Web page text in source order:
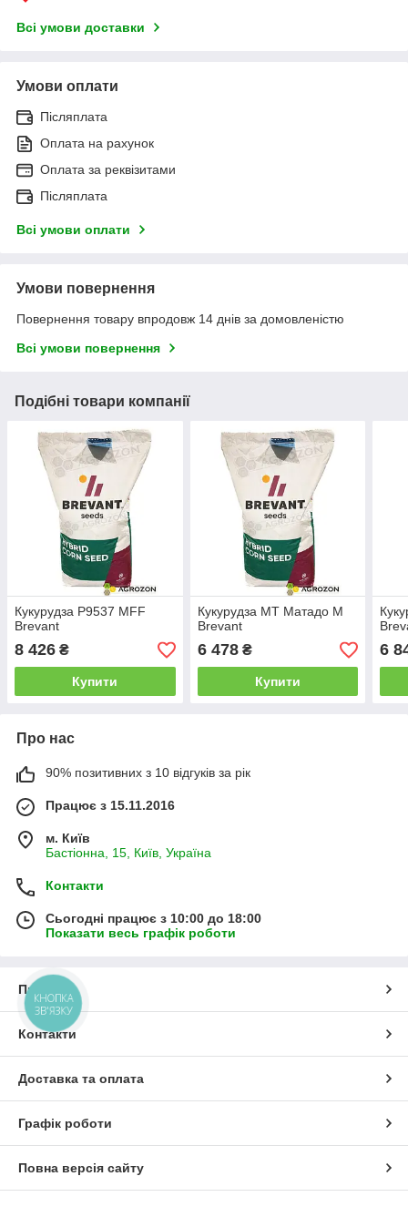
Всі умови доставки
Умови оплати
Післяплата
Оплата на рахунок
Оплата за реквізитами
Післяплата
Всі умови оплати
Умови повернення
Повернення товару впродовж 14 днів за домовленістю
Всі умови повернення
Подібні товари компанії
Кукурудза P9537 MFF
Brevant
8 426 ₴
Купити
Кукурудза МТ Матадо M
Brevant
6 478₴
Купити
6
Про нас
90% позитивних з 10 відгуків за рік
Працює з 15.11.2016
м. Київ
Бастіонна, 15, Київ, Україна
Контакти
Сьогодні працює з 10:00 до 18:00
Показати весь графік роботи
Про нас
Контакти
Доставка та оплата
Графік роботи
Повна версія сайту
КНОПКА
ЗВ'ЯЗКУ